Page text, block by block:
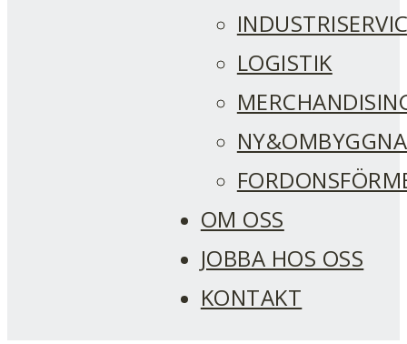
LOGISTIK
OM OSS
JOBBA HOS OSS
KONTAKT